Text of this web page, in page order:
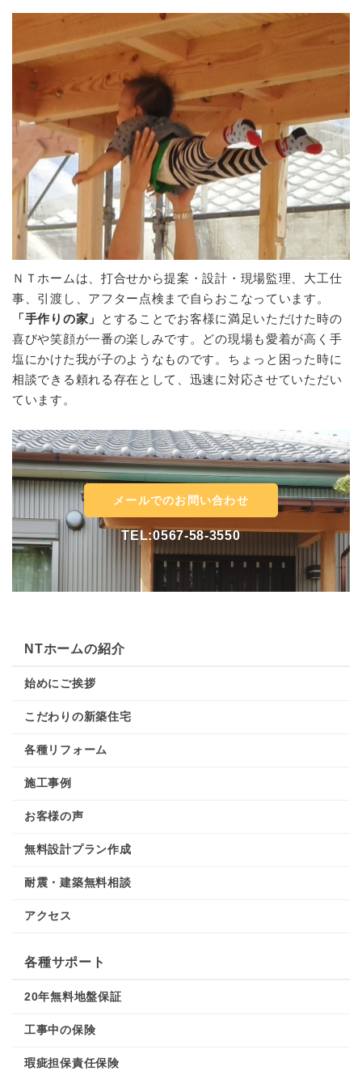
ＮＴホームは、打合せから提案・設計・現場監理、大工仕
事、引渡し、アフター点検まで自らおこなっています。
「手作りの家」
とすることでお客様に満足いただけた時の
喜びや笑顔が一番の楽しみです。どの現場も愛着が高く手
塩にかけた我が子のようなものです。ちょっと困った時に
相談できる頼れる存在として、迅速に対応させていただい
ています。
メールでのお問い合わせ
TEL:0567-58-3550
NTホームの紹介
始めにご挨拶
こだわりの新築住宅
各種リフォーム
施工事例
お客様の声
無料設計プラン作成
耐震・建築無料相談
アクセス
各種サポート
20年無料地盤保証
工事中の保険
瑕疵担保責任保険